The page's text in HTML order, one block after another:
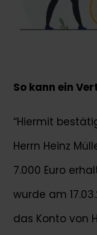
So kann ein
“Hiermit
Herrn Heinz
7.000 Euro
wurde am
das Konto von